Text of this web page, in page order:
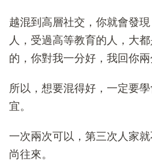
越混到高層社交，你就會發
人，受過高等教育的人，大
的，你對我一分好，我回你兩
所以，想要混得好，一定要
宜。
一次兩次可以，第三次人家
尚往來。